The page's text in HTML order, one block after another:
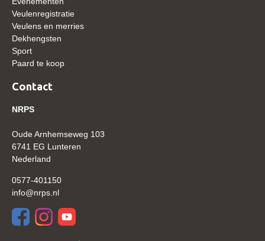
Dekhengsten
Zoek een hengst
Hengstenselectie
Verrichtingsonderzoek NRPS
Verrichtingsonderzoek 2024-2025
Verrichtingsonderzoek 2022-2023
Veulenregistratie
Veulens en merries
Dekhengsten
Sport
Paard te koop
Contact
NRPS
Oude Arnhemseweg 103
6741 EG Lunteren
Nederland
0577-401150
info@nrps.nl